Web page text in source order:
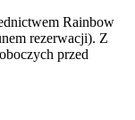
Rainbow
rezerwacji). Z
przed